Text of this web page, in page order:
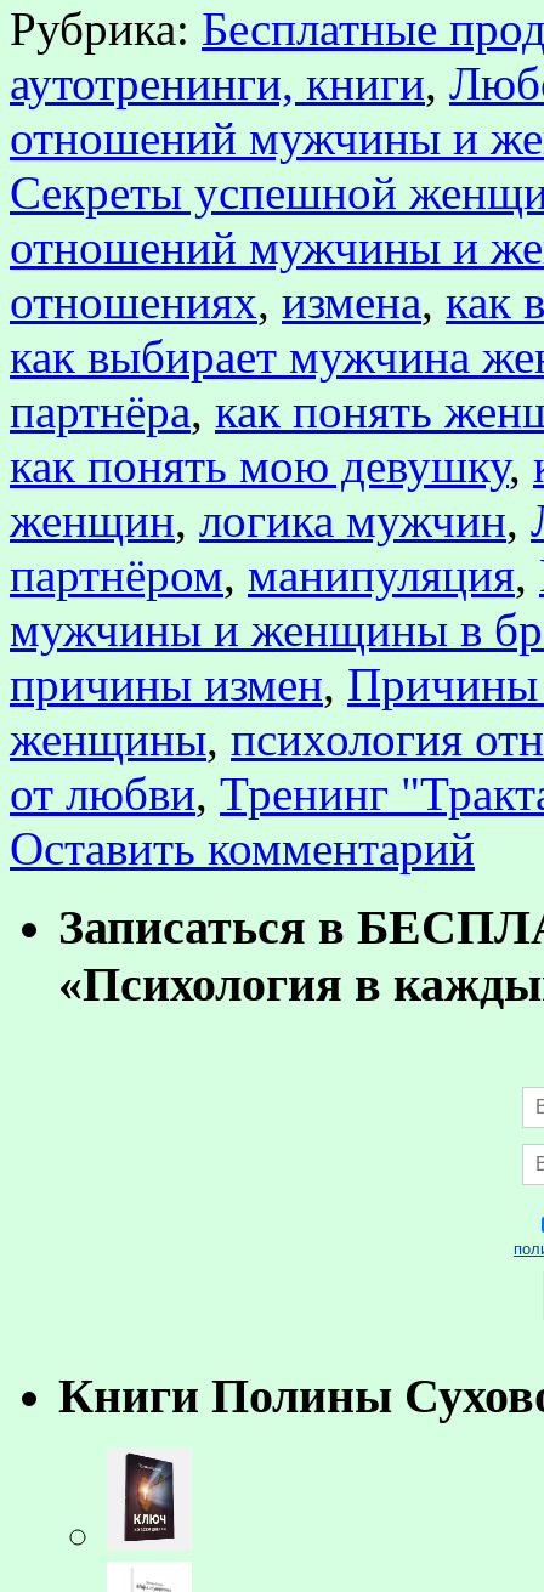
Рубрика: Бесплатные
аутотренинги, книги,
отношений мужчины и
Секреты успешной
отношений мужчины и
отношениях, измена, как
как выбирает мужчина
партнёра, как понять
как понять мою девушку,
женщин, логика мужчин,
партнёром, манипуляция,
мужчины и женщины в
причины измен, Причины
женщины, психология
от любви, Тренинг
Оставить комментарий
Записаться в
«Психология в
Книги Полины